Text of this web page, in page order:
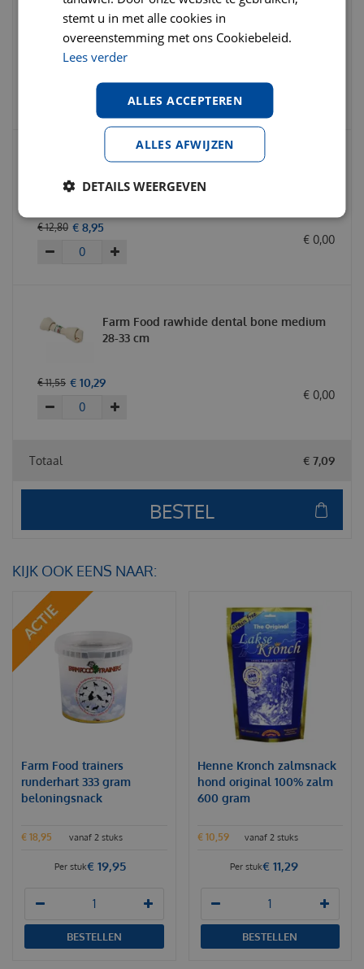
Farm Food rawhide donut medium 5'/ 12
cm
Voskes rawhide kip twist 400 gram (+/-
40 stuks)
€ 12,80 € 8,95
€ 0,00
Farm Food rawhide dental bone medium
28-33 cm
€ 11,55 € 10,29
€ 0,00
Totaal € 7,09
KIJK OOK EENS NAAR:
Farm Food trainers
runderhart 333 gram
beloningsnack
vanaf 2 stuks
€ 18,95
€ 19,95
Per stuk
BESTELLEN
Henne Kronch zalmsnack
hond original 100% zalm
600 gram
vanaf 2 stuks
€ 10,59
€ 11,29
Per stuk
BESTELLEN
stemt u in met alle cookies in
overeenstemming met ons Cookiebeleid.
Lees verder
ALLES ACCEPTEREN
ALLES AFWIJZEN
DETAILS WEERGEVEN